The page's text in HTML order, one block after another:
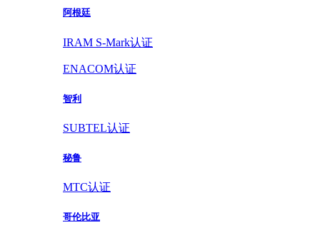
阿根廷
IRAM S-Mark认证
ENACOM认证
智利
SUBTEL认证
秘鲁
MTC认证
哥伦比亚